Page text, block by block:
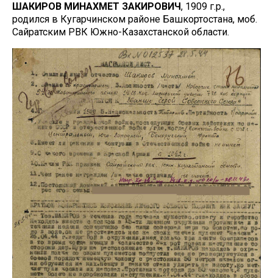
ШАКИРОВ МИНАХМЕТ ЗАКИРОВИЧ, 1909 г.р.,
родился в Кугарчинском районе Башкортостана, моб.
Сайратским РВК Южно-Казахстанской области.